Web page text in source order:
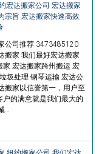
宏达搬家公司 宏达搬家
宗旨 宏达搬家快速高效
公司推荐 3473485120
搬家 我们最好宏达搬家
宏达搬家跨州搬运 宏
圾处理 钢琴运输 宏达公
搬家以信誉第一，用户至
户的满意就是我们最大的
…